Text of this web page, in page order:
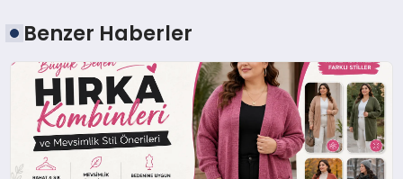
Benzer Haberler